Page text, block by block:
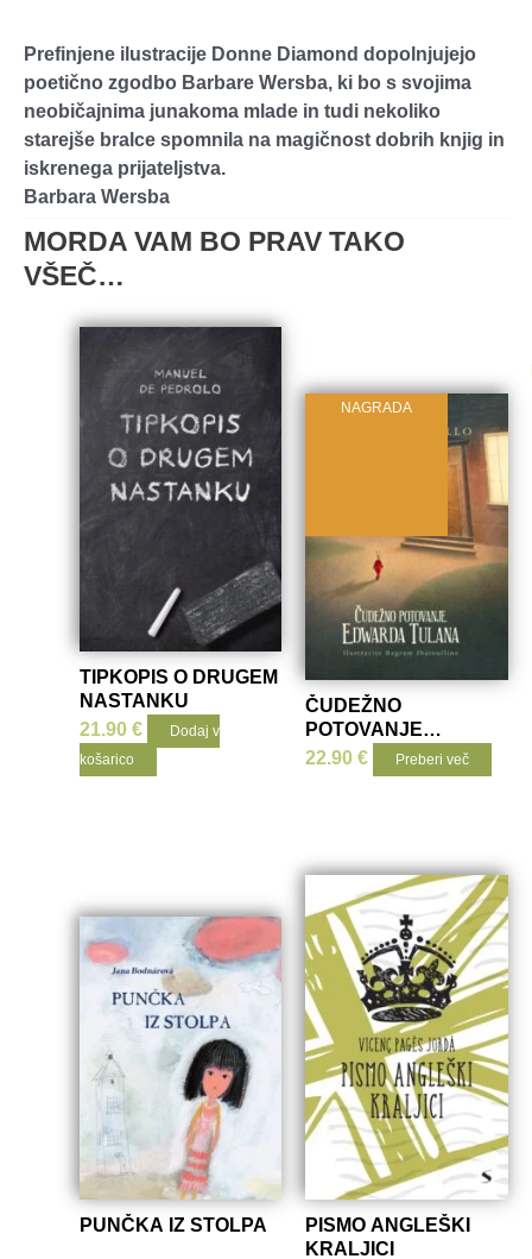
Prefinjene ilustracije Donne Diamond dopolnjujejo
poetično zgodbo Barbare Wersba, ki bo s svojima
neobičajnima junakoma mlade in tudi nekoliko
starejše bralce spomnila na magičnost dobrih knjig in
iskrenega prijateljstva.
Barbara Wersba
MORDA VAM BO PRAV TAKO
VŠEČ…
TIPKOPIS O DRUGEM
NASTANKU
21.90€
Dodaj v
košarico
NAGRADA
ČUDEŽNO
POTOVANJE
EDWARDA TULANA
22.90 € Preberi več
PUNČKA IZ STOLPA
PISMO ANGLEŠKI
KRALJICI